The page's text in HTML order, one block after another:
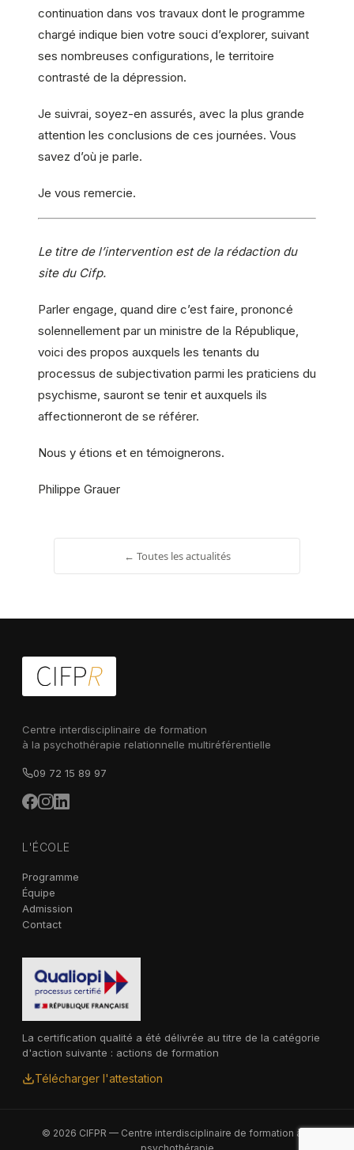
continuation dans vos travaux dont le programme
chargé indique bien votre souci d’explorer, suivant
ses nombreuses configurations, le territoire
contrasté de la dépression.
Je suivrai, soyez-en assurés, avec la plus grande
attention les conclusions de ces journées. Vous
savez d’où je parle.
Je vous remercie.
Le titre de l’intervention est de la rédaction du
site du Cifp.
Parler engage, quand dire c’est faire, prononcé
solennellement par un ministre de la République,
voici des propos auxquels les tenants du
processus de subjectivation parmi les praticiens du
psychisme, sauront se tenir et auxquels ils
affectionneront de se référer.
Nous y étions et en témoignerons.
Philippe Grauer
← Toutes les actualités
Centre interdisciplinaire de formation
à la psychothérapie relationnelle multiréférentielle
09 72 15 89 97
L'ÉCOLE
Programme
Équipe
Admission
Contact
La certification qualité a été délivrée au titre de la catégorie
d'action suivante : actions de formation
Télécharger l'attestation
© 2026 CIFPR — Centre interdisciplinaire de formation à la